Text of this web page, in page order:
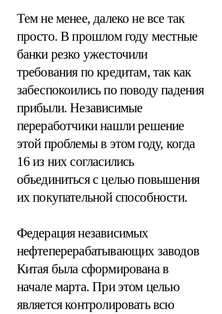
Тем не менее, далеко не все так
просто. В прошлом году местные
банки резко ужесточили
требования по кредитам, так как
забеспокоились по поводу падения
прибыли. Независимые
переработчики нашли решение
этой проблемы в этом году, когда
16 из них согласились
объединиться с целью повышения
их покупательной способности.
Федерация независимых
нефтеперерабатывающих заводов
Китая была сформирована в
начале марта. При этом целью
является контролировать всю